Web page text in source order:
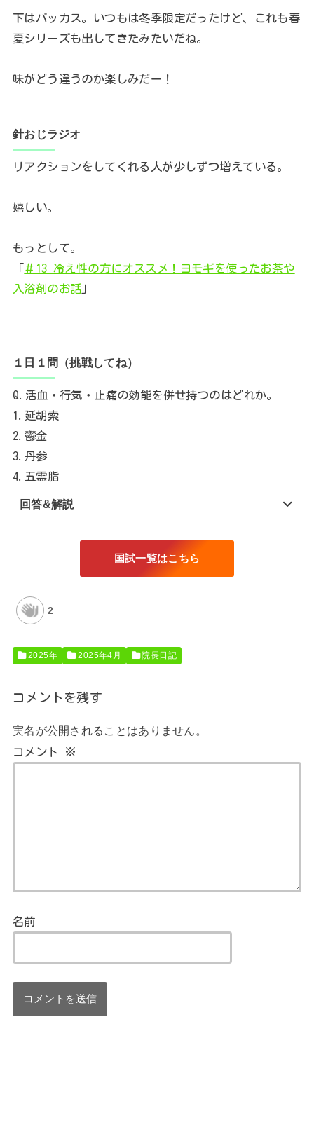
下はバッカス。いつもは冬季限定だったけど、これも春
夏シリーズも出してきたみたいだね。
味がどう違うのか楽しみだー！
針おじラジオ
リアクションをしてくれる人が少しずつ増えている。
嬉しい。
もっとして。
「＃13 冷え性の方にオススメ！ヨモギを使ったお茶や
入浴剤のお話 」
１日１問（挑戦してね）
Q.活血・行気・止痛の効能を併せ持つのはどれか。
1.延胡索
2.鬱金
3.丹参
4.五霊脂
回答&解説
国試一覧はこちら
2
2025年 2025年4月 院長日記
コメントを残す
実名が公開されることはありません。
コメント ※
名前